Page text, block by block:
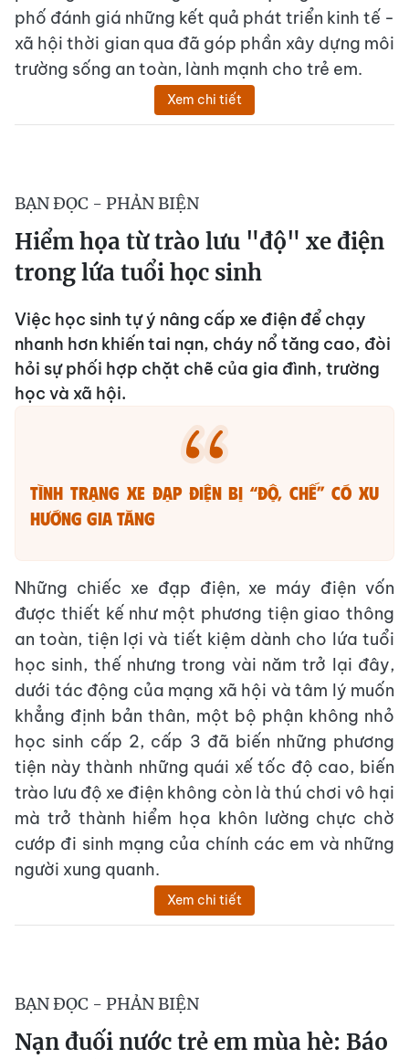
phố đánh giá những kết quả phát triển kinh tế -
xã hội thời gian qua đã góp phần xây dựng môi
trường sống an toàn, lành mạnh cho trẻ em.
Xem chi tiết
BẠN ĐỌC - PHẢN BIỆN
Hiểm họa từ trào lưu "độ" xe điện
trong lứa tuổi học sinh
Việc học sinh tự ý nâng cấp xe điện để chạy
nhanh hơn khiến tai nạn, cháy nổ tăng cao, đòi
hỏi sự phối hợp chặt chẽ của gia đình, trường
học và xã hội.
Tình trạng xe đạp điện bị “độ, chế” có xu
hướng gia tăng
Những chiếc xe đạp điện, xe máy điện vốn
được thiết kế như một phương tiện giao thông
an toàn, tiện lợi và tiết kiệm dành cho lứa tuổi
học sinh, thế nhưng trong vài năm trở lại đây,
dưới tác động của mạng xã hội và tâm lý muốn
khẳng định bản thân, một bộ phận không nhỏ
học sinh cấp 2, cấp 3 đã biến những phương
tiện này thành những quái xế tốc độ cao, biến
trào lưu độ xe điện không còn là thú chơi vô hại
mà trở thành hiểm họa khôn lường chực chờ
cướp đi sinh mạng của chính các em và những
người xung quanh.
Xem chi tiết
BẠN ĐỌC - PHẢN BIỆN
Nạn đuối nước trẻ em mùa hè: Báo